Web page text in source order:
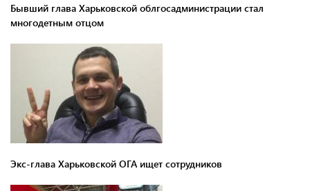
Бывший глава Харьковской облгосадминистрации стал
многодетным отцом
Экс-глава Харьковской ОГА ищет сотрудников